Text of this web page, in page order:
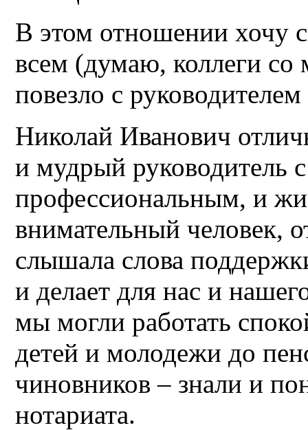
В этом отношении хочу
всем (думаю, коллеги со
повезло с
Николай Иванович
и мудрый руководитель
профессиональным, и
внимательный человек,
слышала слова
и делает для нас и
мы могли работать
детей и молодежи до
чиновников – знали и
нотариата.